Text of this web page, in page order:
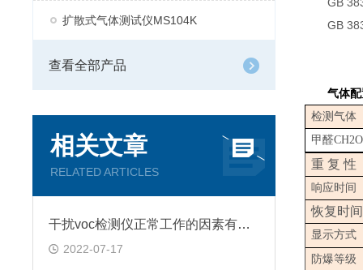
扩散式气体测试仪MS104K
查看全部产品
相关文章
RELATED ARTICLES
干扰voc检测仪正常工作的因素有哪些
2022-07-17
GB
气体
检测气体
甲醛CH2O
重 复 性
响应时间
恢复时间
显示方式
防爆等级